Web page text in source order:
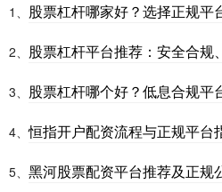
1、 股票杠杆哪家好？选择正规平
2、 股票杠杆平台推荐：安全合规
3、 股票杠杆哪个好？低息合规平
4、恒指开户配资流程与正规平台
5、 黑河股票配资平台推荐及正规